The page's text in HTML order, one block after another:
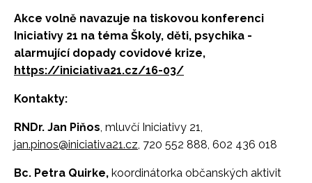
Akce volně navazuje na tiskovou konferenci
Iniciativy 21 na téma Školy, děti, psychika -
alarmující dopady covidové krize,
https://iniciativa21.cz/16-03/
Kontakty:
RNDr. Jan Piňos, mluvčí Iniciativy 21,
jan.pinos@iniciativa21.cz, 720 552 888, 602 436 018
Bc. Petra Quirke, koordinátorka občanských aktivit